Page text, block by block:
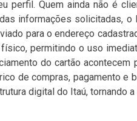
perfil. Quem ainda não é
informações solicitadas,
para o endereço
permitindo o uso
do cartão
de compras, pagamento e
digital do Itaú, tornando